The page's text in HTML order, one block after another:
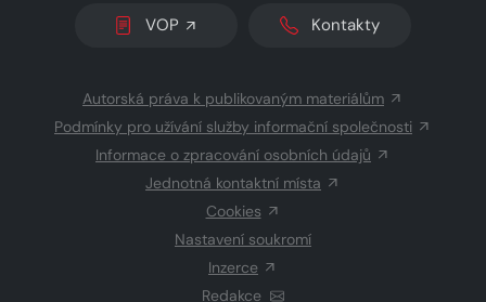
VOP Kontakty
Autorská práva k publikovaným materiálům
Podmínky pro užívání služby informační společnosti
Informace o zpracování osobních údajů
Jednotná kontaktní místa
Cookies
Nastavení soukromí
Inzerce
Redakce